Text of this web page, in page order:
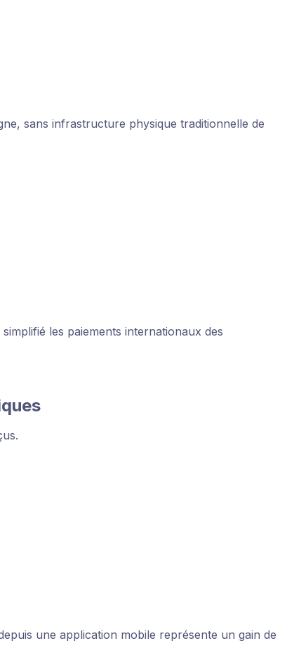
sans infrastructure physique traditionnelle de
les paiements internationaux des
une application mobile représente un gain de